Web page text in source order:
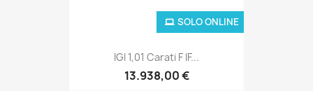
IGI 1,01 Carati F IF...
13.938,00 €
SOLO ONLINE